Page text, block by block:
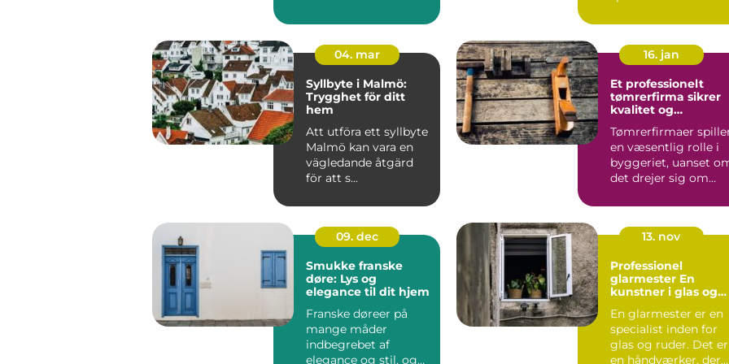
04. mar
Syllbyte i Malmö:
Trygghet för ditt
hem
Att utföra ett syllbyte
Malmö kan vara en
vägledande åtgärd
för att s...
16. jan
Et professionelt
tømrerfirma sikrer
kvalitet og
Tømrerfirmaer
en væsentlig rolle i
byggeriet, uanset
det drejer sig om
09. dec
Smukke franske
døre: Lys og
elegance til dit hjem
Franske døreer på
mange måder
indbegrebet af
elegance og stil, og
13. nov
Professionel
glarmester En
kunstner i glas og
En glarmester er en
specialist inden for
glas og ruder. Det er
en håndværker, der